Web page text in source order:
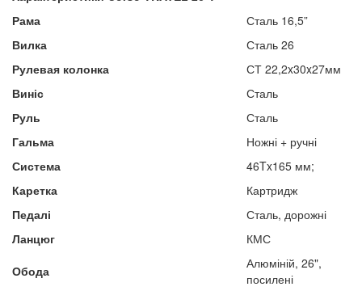
Рама
Сталь 16,5”
Вилка
Сталь 26
Рулевая колонка
СТ 22,2x30x27мм
Виніс
Сталь
Руль
Сталь
Гальма
Ножні + ручні
Система
46Tx165 мм;
Каретка
Картридж
Педалі
Сталь, дорожні
Ланцюг
КМС
Обода
Алюміній, 26",
посилені